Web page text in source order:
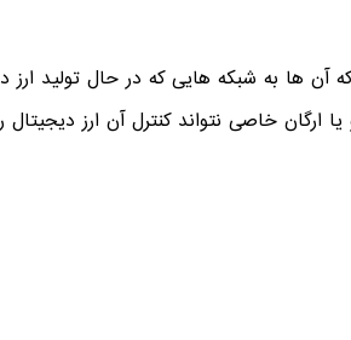
آن ها به شبکه هایی که در حال تولید
ارگان خاصی نتواند کنترل آن ارز